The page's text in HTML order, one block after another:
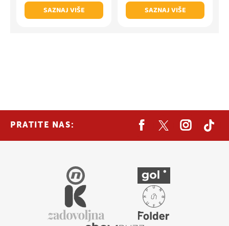
SAZNAJ VIŠE
SAZNAJ VIŠE
PRATITE NAS: